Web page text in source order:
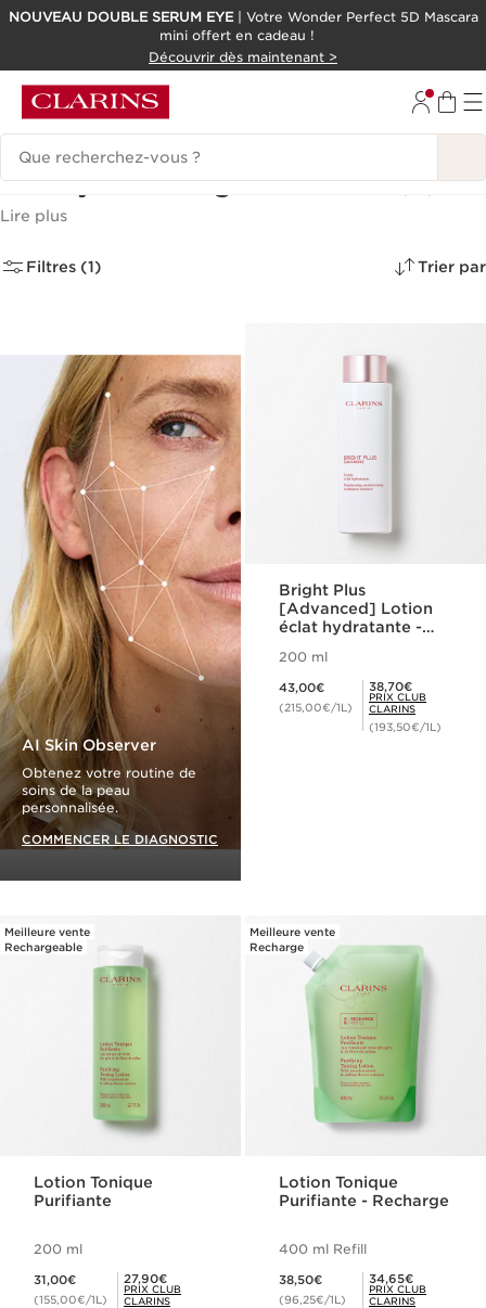
ALLER AU CONTENU
NOUVEAU DOUBLE SERUM EYE| Votre Wonder Perfect 5D Mascara
mini offert en cadeau !
Découvrir dès maintenant >
Historique des recherches
Nettoyants visage & Lotions (21)
Lire plus
Filtres (1) Trier par
AI Skin Observer
Obtenez votre routine de
soins de la peau
personnalisée.
COMMENCER LE DIAGNOSTIC
Bright Plus
[Advanced] Lotion
éclat hydratante -
200 ml
43,00€
(215,00€/1L)
Prix Club Clarins 38,70€
38,70€
PRIX CLUB
CLARINS
(193,50€/1L)
Meilleure vente
Rechargeable
Lotion Tonique
Purifiante
200 ml
31,00€
(155,00€/1L)
Prix Club Clarins 27,90€
27,90€
PRIX CLUB
CLARINS
Meilleure vente
Recharge
Lotion Tonique
Purifiante - Recharge
400 ml Refill
38,50€
(96,25€/1L)
Prix Club Clarins 34,65€
34,65€
PRIX CLUB
CLARINS